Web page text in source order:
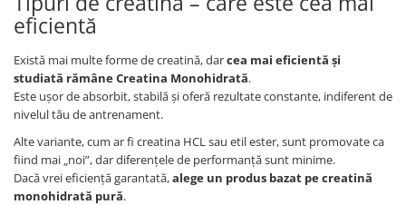
eficientă
Există mai multe forme de creatină, darcea mai eficientă și
studiată rămâne Creatina Monohidrată.
Este ușor de absorbit, stabilă și oferă rezultate constante, indiferent de
nivelul tău de antrenament.
Alte variante, cum ar fi creatina HCL sau etil ester, sunt promovate ca
fiind mai „noi”, dar diferențele de performanță sunt minime.
Dacă vrei eficiență garantată,alege un produs bazat pe creatină
monohidrată pură.